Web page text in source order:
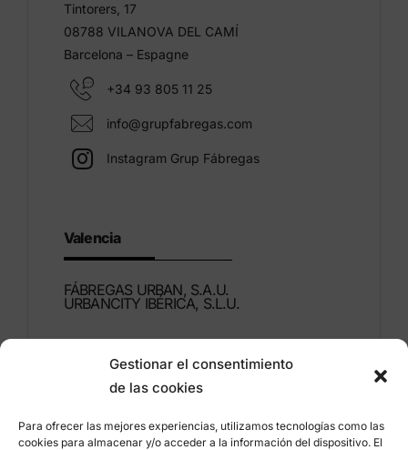
Gestionar el consentimiento
de las cookies
Para ofrecer las mejores experiencias, utilizamos tecnologías como las
cookies para almacenar y/o acceder a la información del dispositivo. El
Tintorers, 17
08788 VILANOVA DEL CAMÍ
Barcelona – Espagne
+34 93 805 11 25
info@grupfabregas.com
Instagram Grup Fábregas
Valencia
FÁBREGAS URBAN, S.A.U.
URBANCITY IBÉRICA, S.L.U.
46960 ALDAIA
Valencia – Espagne
+34 96 151 53 44